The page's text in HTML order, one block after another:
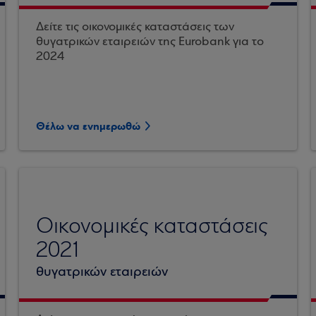
Δείτε τις οικονομικές καταστάσεις των
θυγατρικών εταιρειών της Eurobank για το
2024
Θέλω να ενημερωθώ
Οικονομικές καταστάσεις
2021
θυγατρικών εταιρειών